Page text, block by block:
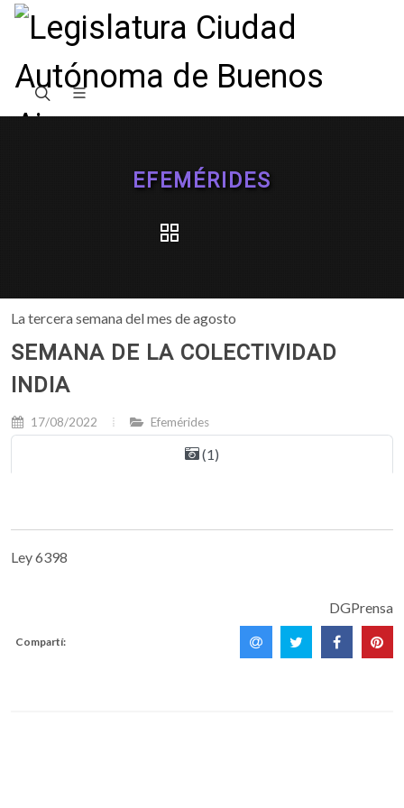
EFEMÉRIDES
La tercera semana del mes de agosto
SEMANA DE LA COLECTIVIDAD
INDIA
17/08/2022 Efemérides
(1)
Ley 6398
DGPrensa
Compartí: